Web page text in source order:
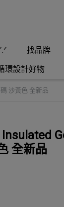
找品牌
環設計好物
沙黃色 全新品
Insulated
全新品